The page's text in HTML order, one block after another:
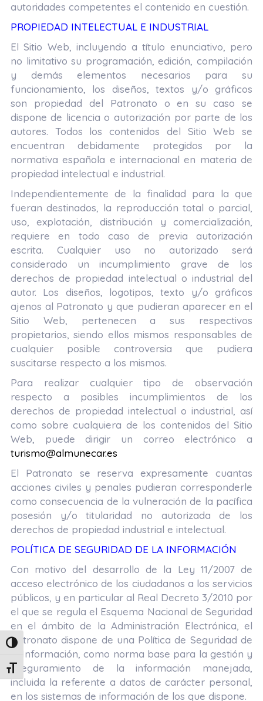
Alternar alto contraste
Alternar tamaño de letra
autoridades competentes el contenido en cuestión.
PROPIEDAD INTELECTUAL E INDUSTRIAL
El Sitio Web, incluyendo a título enunciativo, pero
no limitativo su programación, edición, compilación
y demás elementos necesarios para su
funcionamiento, los diseños, textos y/o gráficos
son propiedad del Patronato o en su caso se
dispone de licencia o autorización por parte de los
autores. Todos los contenidos del Sitio Web se
encuentran debidamente protegidos por la
normativa española e internacional en materia de
propiedad intelectual e industrial.
Independientemente de la finalidad para la que
fueran destinados, la reproducción total o parcial,
uso, explotación, distribución y comercialización,
requiere en todo caso de previa autorización
escrita. Cualquier uso no autorizado será
considerado un incumplimiento grave de los
derechos de propiedad intelectual o industrial del
autor. Los diseños, logotipos, texto y/o gráficos
ajenos al Patronato y que pudieran aparecer en el
Sitio Web, pertenecen a sus respectivos
propietarios, siendo ellos mismos responsables de
cualquier posible controversia que pudiera
suscitarse respecto a los mismos.
Para realizar cualquier tipo de observación
respecto a posibles incumplimientos de los
derechos de propiedad intelectual o industrial, así
como sobre cualquiera de los contenidos del Sitio
Web, puede dirigir un correo electrónico a
turismo@almunecar.es
El Patronato se reserva expresamente cuantas
acciones civiles y penales pudieran corresponderle
como consecuencia de la vulneración de la pacífica
posesión y/o titularidad no autorizada de los
derechos de propiedad industrial e intelectual.
POLÍTICA DE SEGURIDAD DE LA INFORMACIÓN
Con motivo del desarrollo de la Ley 11/2007 de
acceso electrónico de los ciudadanos a los servicios
públicos, y en particular al Real Decreto 3/2010 por
el que se regula el Esquema Nacional de Seguridad
en el ámbito de la Administración Electrónica, el
Patronato dispone de una Política de Seguridad de
la Información, como norma base para la gestión y
aseguramiento de la información manejada,
incluida la referente a datos de carácter personal,
en los sistemas de información de los que dispone.